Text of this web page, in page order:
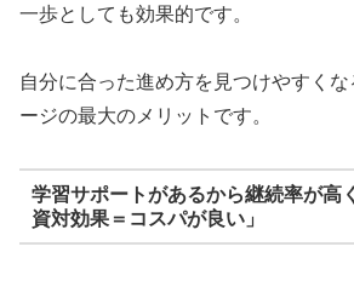
一歩としても効果的です。
自分に合った進め方を見つけやすく
ージの最大のメリットです。
学習サポートがあるから継続率が高
資対効果＝コスパが良い」